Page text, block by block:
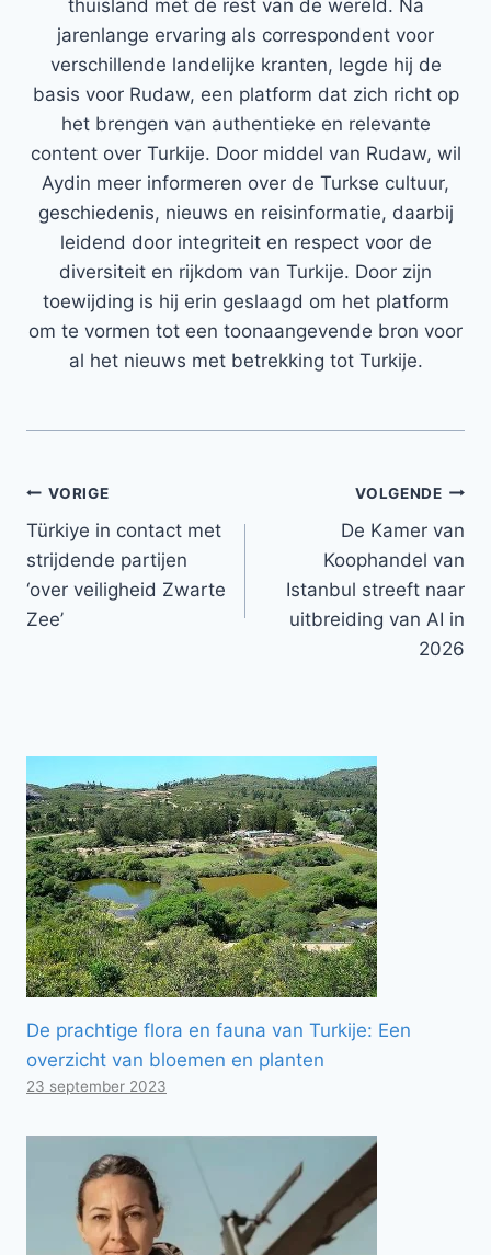
thuisland met de rest van de wereld. Na
jarenlange ervaring als correspondent voor
verschillende landelijke kranten, legde hij de
basis voor Rudaw, een platform dat zich richt op
het brengen van authentieke en relevante
content over Turkije. Door middel van Rudaw, wil
Aydin meer informeren over de Turkse cultuur,
geschiedenis, nieuws en reisinformatie, daarbij
leidend door integriteit en respect voor de
diversiteit en rijkdom van Turkije. Door zijn
toewijding is hij erin geslaagd om het platform
om te vormen tot een toonaangevende bron voor
al het nieuws met betrekking tot Turkije.
Bericht
navigatie
VORIGE
Türkiye in contact met
strijdende partijen
‘over veiligheid Zwarte
Zee’
VOLGENDE
De Kamer van
Koophandel van
Istanbul streeft naar
uitbreiding van AI in
2026
De prachtige flora en fauna van Turkije: Een
overzicht van bloemen en planten
23 september 2023